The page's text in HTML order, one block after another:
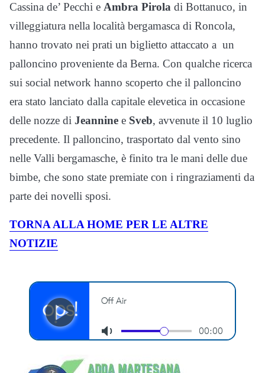
Cassina de’ Pecchi e Ambra Pirola di Bottanuco, in
villeggiatura nella località bergamasca di Roncola,
hanno trovato nei prati un biglietto attaccato a un
palloncino proveniente da Berna. Con qualche ricerca
sui social network hanno scoperto che il palloncino
era stato lanciato dalla capitale elevetica in occasione
delle nozze di Jeannine e Sveb, avvenute il 10 luglio
precedente. Il palloncino, trasportato dal vento sino
nelle Valli bergamasche, è finito tra le mani delle due
bimbe, che sono state premiate con i ringraziamenti da
parte dei novelli sposi.
TORNA ALLA HOME PER LE ALTRE
NOTIZIE